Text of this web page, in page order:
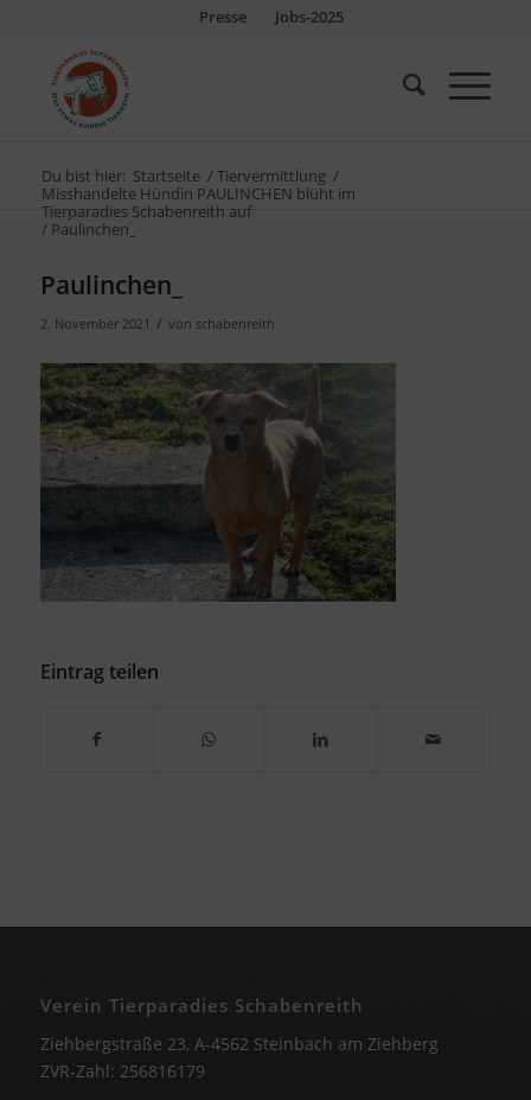
Presse Jobs-2025
Du bist hier: Startseite / Tiervermittlung /
Misshandelte Hündin PAULINCHEN blüht im
Tierparadies Schabenreith auf
/ Paulinchen_
Paulinchen_
2. November 2021 / von schabenreith
Eintrag teilen
Verein Tierparadies Schabenreith
Ziehbergstraße 23, A-4562 Steinbach am Ziehberg
ZVR-Zahl: 256816179